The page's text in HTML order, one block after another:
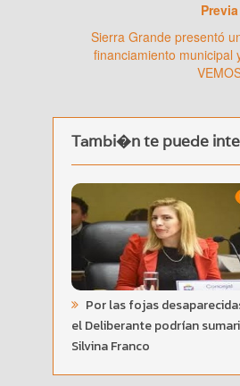
Previa
Sierra Grande presentó
financiamiento municipal
Tambi�n te puede
Por las fojas
el Deliberante podrían
Silvina Franco